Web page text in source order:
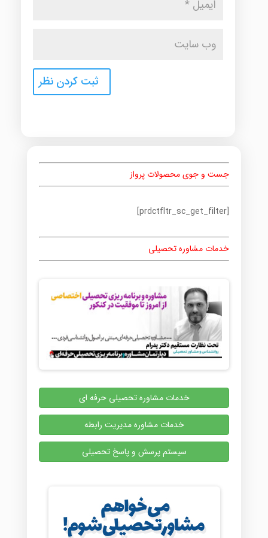
جست و جوی محصولات پرواز
[prdctfltr_sc_get_filter]
خدمات مشاوره تحصیلی
خدمات مشاوره تحصیلی حرفه ای
خدمات مشاوره مدیریت رابطه
سیستم پرسش و پاسخ تحصیلی